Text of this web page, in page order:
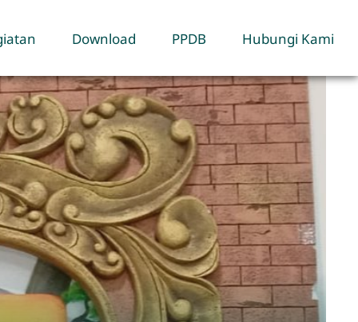
Download PPDB Hubungi Kami